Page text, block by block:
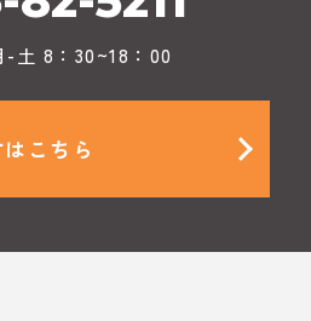
-土 8：30~18：00
はこちら